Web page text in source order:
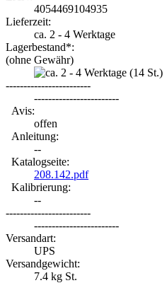
4054469104935
Lieferzeit:
ca. 2 - 4 Werktage
Lagerbestand*:
(ohne Gewähr)
(14 St.)
------------------------
------------------------
Avis:
offen
Anleitung:
--
Katalogseite:
208.142.pdf
Kalibrierung:
--
------------------------
------------------------
Versandart:
UPS
Versandgewicht:
7.4 kg St.